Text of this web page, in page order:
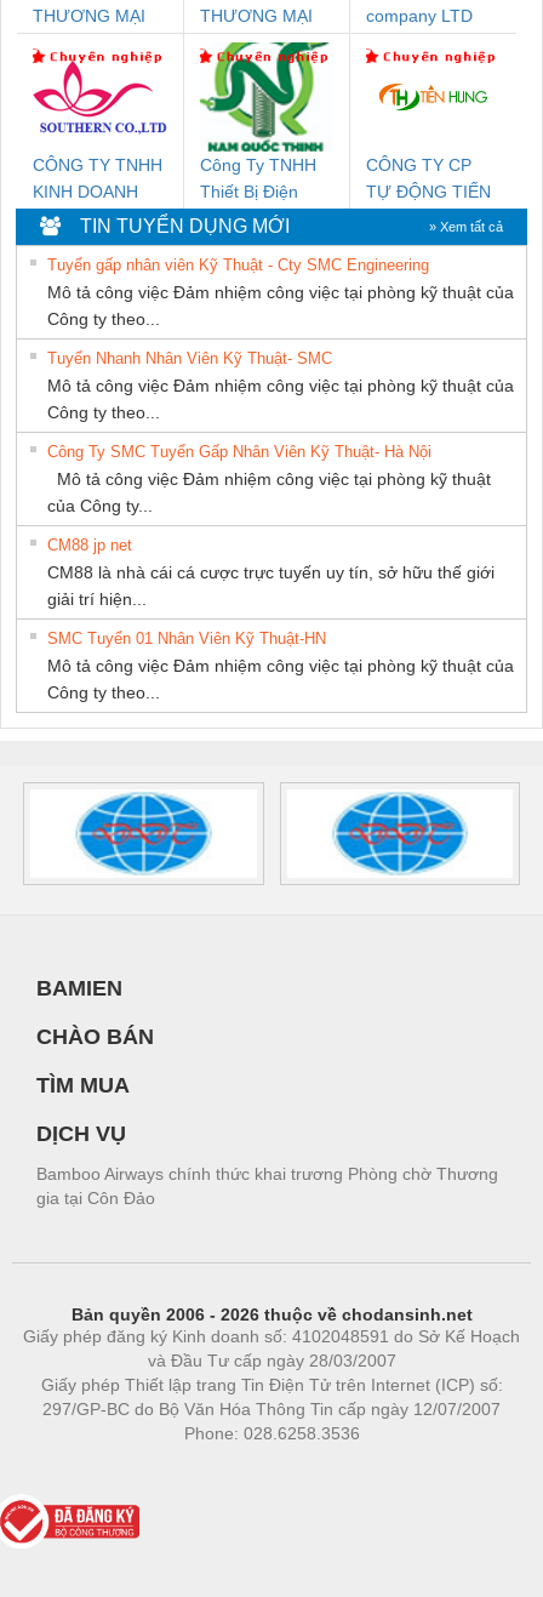
THƯƠNG MẠI
THUẬT ĐIỆN CƠ
GIA HƯNG PHÁT
THƯƠNG MẠI
THIÊN ÂN VIỆT
NAM
company LTD
CÔNG TY TNHH
KINH DOANH
DỊCH VỤ XNK
PHƯƠNG NAM
Công Ty TNHH
Thiết Bị Điện
Nam Quốc Thịnh
CÔNG TY CP
TỰ ĐỘNG TIẾN
TIN TUYỂN DỤNG MỚI » Xem tất cả
Tuyển gấp nhân viên Kỹ Thuật - Cty SMC Engineering
Mô tả công việc Đảm nhiệm công việc tại phòng kỹ thuật của
Công ty theo...
Tuyển Nhanh Nhân Viên Kỹ Thuật- SMC
Mô tả công việc Đảm nhiệm công việc tại phòng kỹ thuật của
Công ty theo...
Công Ty SMC Tuyển Gấp Nhân Viên Kỹ Thuật- Hà Nội
Mô tả công việc Đảm nhiệm công việc tại phòng kỹ thuật
của Công ty...
CM88 jp net
CM88 là nhà cái cá cược trực tuyến uy tín, sở hữu thế giới
giải trí hiện...
SMC Tuyển 01 Nhân Viên Kỹ Thuật-HN
Mô tả công việc Đảm nhiệm công việc tại phòng kỹ thuật của
Công ty theo...
BAMIEN
CHÀO BÁN
TÌM MUA
DỊCH VỤ
Bamboo Airways chính thức khai trương Phòng chờ Thương
gia tại Côn Đảo
Bản quyền 2006 - 2026 thuộc về chodansinh.net
Giấy phép đăng ký Kinh doanh số: 4102048591 do Sở Kế Hoạch
và Đầu Tư cấp ngày 28/03/2007
Giấy phép Thiết lập trang Tin Điện Tử trên Internet (ICP) số:
297/GP-BC do Bộ Văn Hóa Thông Tin cấp ngày 12/07/2007
Phone: 028.6258.3536